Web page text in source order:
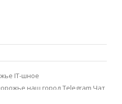
IT-шное
наш город Telegram Чат